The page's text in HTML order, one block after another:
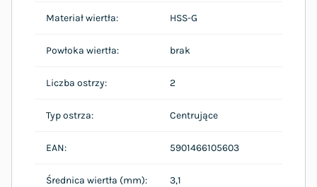
Materiał wiertła: HSS-G
Powłoka wiertła: brak
Liczba ostrzy: 2
Typ ostrza: Centrujące
EAN: 5901466105603
Średnica wiertła (mm): 3,1